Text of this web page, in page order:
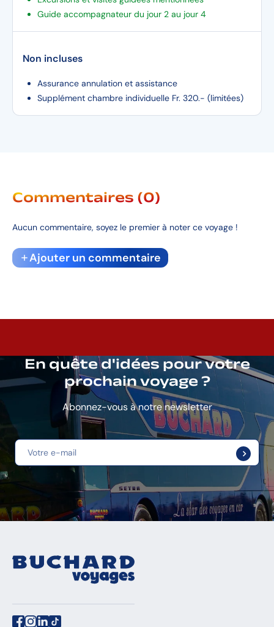
Guide accompagnateur du jour 2 au jour 4
Non incluses
Assurance annulation et assistance
Supplément chambre individuelle Fr. 320.- (limitées)
Commentaires (0)
Aucun commentaire, soyez le premier à noter ce voyage !
Ajouter un commentaire
En quête d'idées pour votre
prochain voyage ?
Abonnez-vous à notre newsletter